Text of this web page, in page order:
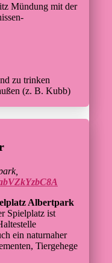
Mündung mit der
zu trinken
(z. B. Kubb)
Albertpark
Spielplatz ist
ein naturnaher
Tiergehege